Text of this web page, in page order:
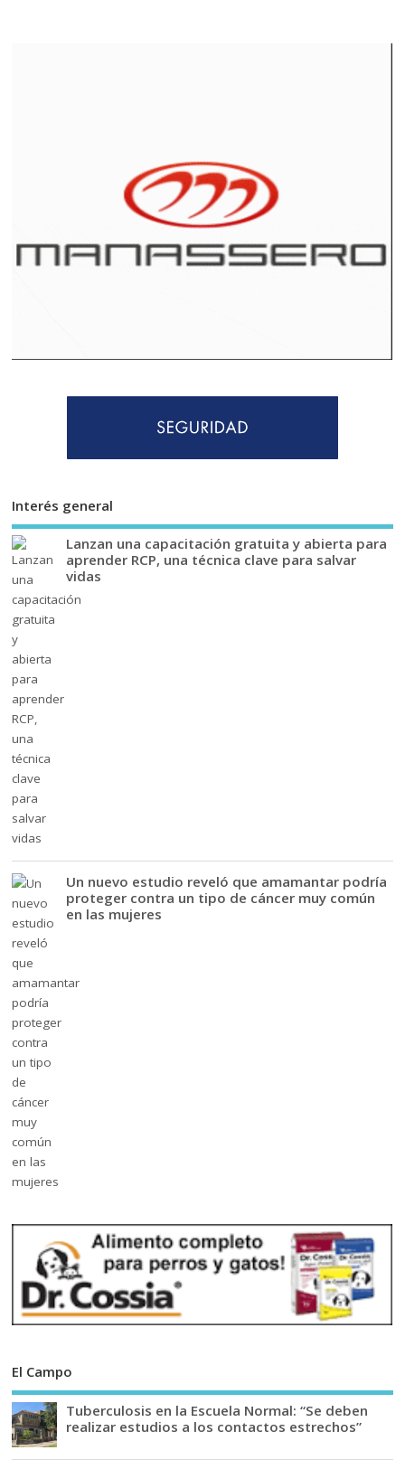
Interés general
Lanzan una capacitación gratuita y abierta para
aprender RCP, una técnica clave para salvar
vidas
Un nuevo estudio reveló que amamantar podría
proteger contra un tipo de cáncer muy común
en las mujeres
El Campo
Tuberculosis en la Escuela Normal: “Se deben
realizar estudios a los contactos estrechos”